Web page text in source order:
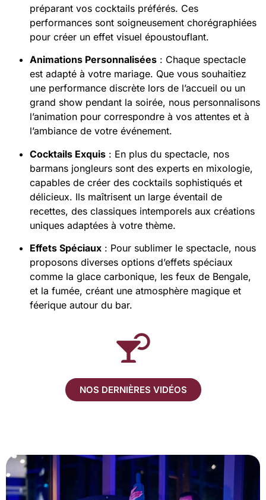
préparant vos cocktails préférés. Ces
performances sont soigneusement chorégraphiées
pour créer un effet visuel époustouflant.
Animations Personnalisées : Chaque spectacle
est adapté à votre mariage. Que vous souhaitiez
une performance discrète lors de l’accueil ou un
grand show pendant la soirée, nous personnalisons
l’animation pour correspondre à vos attentes et à
l’ambiance de votre événement​.
Cocktails Exquis : En plus du spectacle, nos
barmans jongleurs sont des experts en mixologie,
capables de créer des cocktails sophistiqués et
délicieux. Ils maîtrisent un large éventail de
recettes, des classiques intemporels aux créations
uniques adaptées à votre thème​.
Effets Spéciaux : Pour sublimer le spectacle, nous
proposons diverses options d’effets spéciaux
comme la glace carbonique, les feux de Bengale,
et la fumée, créant une atmosphère magique et
féerique autour du bar​.
NOS DERNIÈRES VIDÉOS